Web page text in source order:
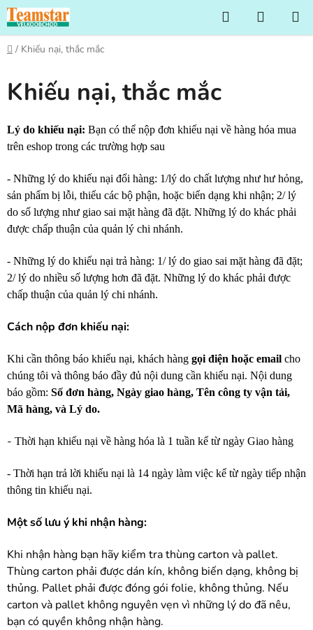
Chuyển
qua
phần
nội
kiếm HÀNG
Trang
/ Khiếu nại, thắc mắc
Khiếu nại, thắc mắc
Lý do khiếu nại: Bạn có thể nộp đơn khiếu nại về hàng hóa mua
trên eshop trong các trường hợp sau
- Những lý do khiếu nại đổi hàng: 1/lý do chất lượng như hư hỏng,
sản phẩm bị lỗi, thiếu các bộ phận, hoặc biến dạng khi nhận; 2/ lý
do số lượng như giao sai mặt hàng đã đặt. Những lý do khác phải
được chấp thuận của quản lý chi nhánh.
- Những lý do khiếu nại trả hàng: 1/ lý do giao sai mặt hàng đã đặt;
2/ lý do nhiều số lượng hơn đã đặt. Những lý do khác phải được
chấp thuận của quản lý chi nhánh.
Cách nộp đơn khiếu nại:
Khi cần thông báo khiếu nại, khách hàng gọi điện hoặc email cho
chúng tôi và thông báo đầy đủ nội dung cần khiếu nại. Nội dung
báo gồm: Số đơn hàng, Ngày giao hàng, Tên công ty vận tải,
Mã hàng, và Lý do.
- Thời hạn khiếu nại về hàng hóa là 1 tuần kể từ ngày Giao hàng
- Thời hạn trả lời khiếu nại là 14 ngày làm việc kể từ ngày tiếp nhận
thông tin khiếu nại.
Một số lưu ý khi nhận hàng:
Khi nhận hàng bạn hãy kiểm tra thùng carton và pallet.
Thùng carton phải được dán kín, không biến dạng, không bị
thủng. Pallet phải được đóng gói folie, không thủng. Nếu
carton và pallet không nguyên vẹn vì những lý do đã nêu,
bạn có quyền không nhận hàng.